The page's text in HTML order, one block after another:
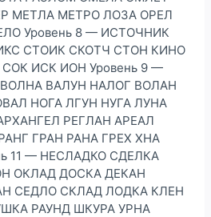
МЕТЛА МЕТРО ЛОЗА ОРЕЛ
Уровень 8 — ИСТОЧНИК
СТОИК СКОТЧ СТОН КИНО
ИСК ИОН Уровень 9 —
ВАЛУН НАЛОГ ВОЛАН
НОГА ЛГУН НУГА ЛУНА
РЕГЛАН АРЕАЛ
ГРАН РАНА ГРЕХ ХНА
11 — НЕСЛАДКО СДЕЛКА
ОКЛАД ДОСКА ДЕКАН
СЕДЛО СКЛАД ЛОДКА КЛЕН
РАУНД ШКУРА УРНА